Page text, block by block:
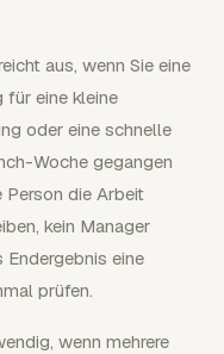
aus, wenn Sie eine
für eine kleine
oder eine schnelle
Woche gegangen
Person die Arbeit
kein Manager
Endergebnis eine
prüfen.
wenn mehrere